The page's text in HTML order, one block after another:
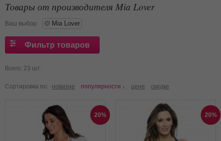
Товары от производителя Mia Lover
Ваш выбор: Mia Lover
Фильтр товаров
Всего: 23 шт.
Сортировка по: новизне популярности ↓ цене скидке
20% 20%